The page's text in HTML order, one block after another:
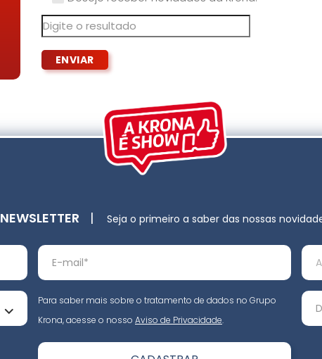
NEWSLETTER | Seja o primeiro a saber das nossas
Para saber mais sobre o tratamento de dados no Grupo
Krona, acesse o nosso Aviso de Privacidade.